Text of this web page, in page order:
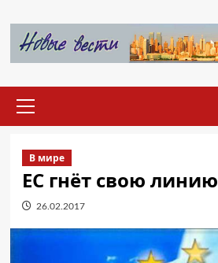
содержимому
меню
В мире
ЕС гнёт свою линию
26.02.2017